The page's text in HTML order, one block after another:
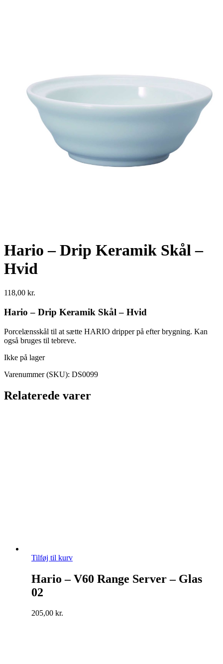
Hario – Drip Keramik Skål –
Hvid
118,00 kr.
Hario – Drip Keramik Skål – Hvid
Porcelænsskål til at sætte HARIO dripper på efter brygning. Kan
også bruges til tebreve.
Ikke på lager
Varenummer (SKU): DS0099
Relaterede varer
Tilføj til kurv
Hario – V60 Range Server – Glas
02
205,00 kr.